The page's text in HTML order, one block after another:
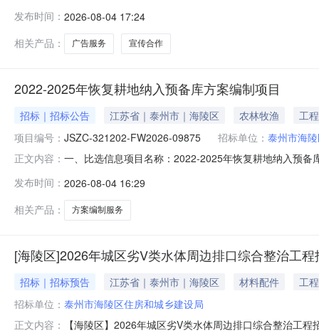
西路656号评审开始时间：2026-08-0415:39评审地点：
发布时间： 2026-08-04 17:24
相关产品：
广告服务 宣传合作
2022-2025年恢复耕地纳入预备库方案编制项目
招标｜招标公告 江苏省｜泰州市｜海陵区 农林牧渔
工程
项目编号： JSZC-321202-FW2026-09875 招标单位： 泰州市海
正文内容： 一、比选信息项目名称：2022-2025年恢复耕地纳入预
位：泰州市海陵区住房和城乡建设局行政联系人姓名：
发布时间： 2026-08-04 16:29
相关产品：
方案编制服务
[海陵区]2026年城区劣V类水体周边排口综合整治工
招标｜招标预告 江苏省｜泰州市｜海陵区 材料配件
工程
招标单位： 泰州市海陵区住房和城乡建设局
正文内容：
【海陵区】2026年城区劣V类水体周边排口综合整治工